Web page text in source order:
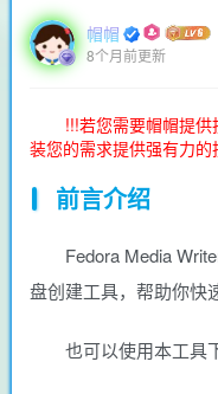
帽帽
8个月前更新
!!!若您需要帽帽提
装您的需求提供强有力的
前言介绍
Fedora Media
盘创建工具，帮助你快
也可以使用本工具